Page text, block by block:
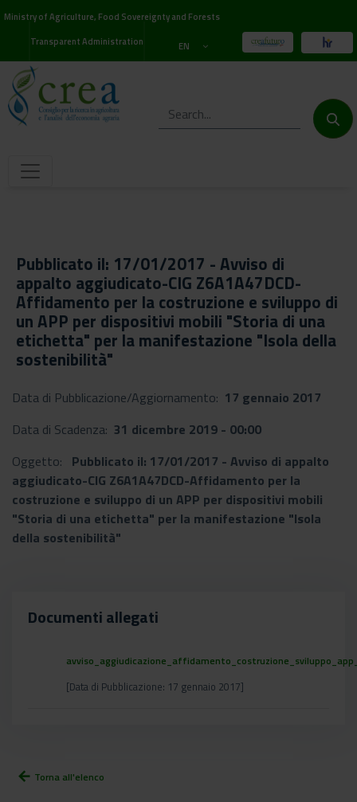
Ministry of Agriculture, Food Sovereignty and Forests
Transparent Administration
EN
Pubblicato il: 17/01/2017 - Avviso di
appalto aggiudicato-CIG Z6A1A47DCD-
Affidamento per la costruzione e sviluppo di
un APP per dispositivi mobili "Storia di una
etichetta" per la manifestazione "Isola della
sostenibilità"
Data di Pubblicazione/Aggiornamento: 17 gennaio 2017
Data di Scadenza: 31 dicembre 2019 - 00:00
Oggetto: Pubblicato il: 17/01/2017 - Avviso di appalto
aggiudicato-CIG Z6A1A47DCD-Affidamento per la
costruzione e sviluppo di un APP per dispositivi mobili
"Storia di una etichetta" per la manifestazione "Isola
della sostenibilità"
Documenti allegati
[Data di Pubblicazione: 17 gennaio 2017]
arrow_back Torna all'elenco